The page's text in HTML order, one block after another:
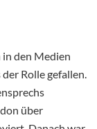
in den Medien
Rolle gefallen.
über